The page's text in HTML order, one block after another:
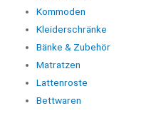
Kommoden
Kleiderschränke
Bänke & Zubehör
Matratzen
Lattenroste
Bettwaren